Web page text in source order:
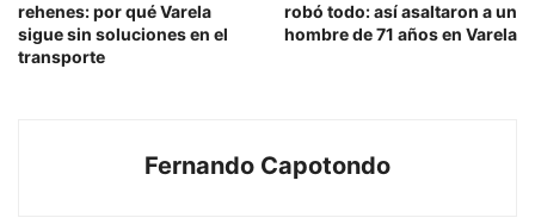
rehenes: por qué Varela
sigue sin soluciones en el
transporte
robó todo: así asaltaron a un
hombre de 71 años en Varela
Fernando Capotondo